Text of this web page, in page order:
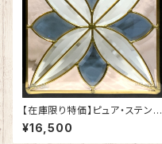
【在庫限り特価】ピュア・ステンド
グラスSH-E-GL65
¥16,500